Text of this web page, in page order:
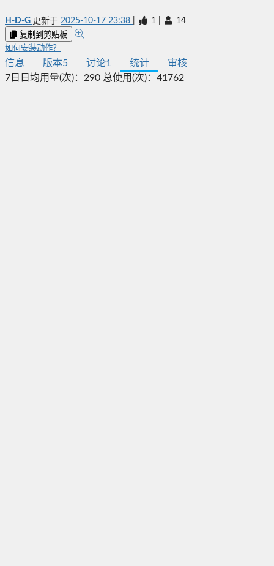
H-D-G 更新于 2025-10-17 23:38 1 14
复制到剪贴板
如何安装动作？
信息 版本5 讨论1 统计
审核
7日日均用量(次)： 290 总使用(次)： 41762